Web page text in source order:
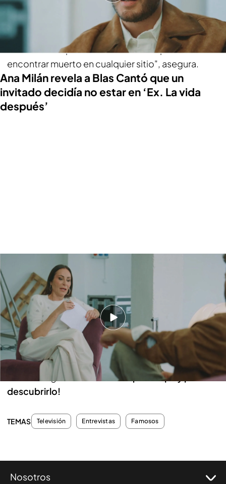
sobre su relación, de la cual confiesa que no es
capaz de ser cariñoso por la calle porque de
alguna manera se ha "educado" para que no ser
víctima de lo que se ven día a día. "Te puedes
encontrar muerto en cualquier sitio", asegura.
Ana Milán revela a Blas Cantó que un
invitado decidía no estar en ‘Ex. La vida
después’
Ana Milán revela a Blas Cantó que un invitado decidía no estar en ‘Ex. La
vida después’ en el último momento: “Ha tenido un ataque de miedo”
Por último, momentos previos a finalizar la
entrevista y tras haber escuchado cómo el
cantante se sinceraba; Milán le confesaba que
había un invitado que siempre "ha hablado
abiertamente de su sexualidad y de lo que
significaba salir del armario". Sin embargo, ha
habido un gran motivo detrás
¡Dale la play para
descubrirlo!
TEMAS Televisión Entrevistas Famosos
Nosotros